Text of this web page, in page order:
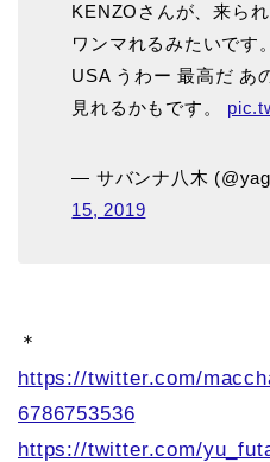
KENZOさんが、来ら
ワンマれるみたいです。
USA うわー 最高だ あ
見れるかもです。
— サバンナ八木
15, 2019
＊
https://twitter.com/
6786753536
https://twitter.com/